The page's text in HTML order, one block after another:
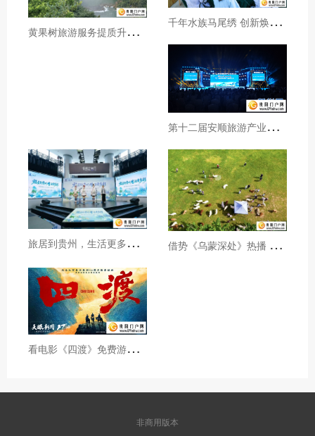
黄
果树旅游服务提质升级暖心护航游客行程 千
年水族马尾绣 创新焕发新生机
第
十二届安顺旅游产业发展大会开幕
旅
居到贵州，生活更多彩！贵旅集团2026年夏季产品推介会在沪举行 借
势《乌蒙深处》热播 黔西市推动影视流量变游客“留量”
看
电影《四渡》免费游贵州A级景区、领500元票根消费券
非商用版本